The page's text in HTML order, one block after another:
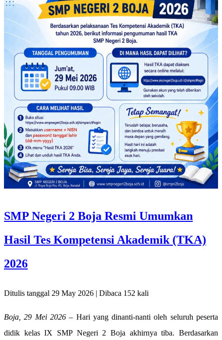
SMP Negeri 2 Boja Resmi Umumkan
Hasil Tes Kompetensi Akademik (TKA)
2026
Ditulis tanggal 29 May 2026 | Dibaca 152 kali
Boja, 29 Mei 2026– Hari yang dinanti-nanti oleh seluruh peserta
didik kelas IX SMP Negeri 2 Boja akhirnya tiba. Berdasarkan